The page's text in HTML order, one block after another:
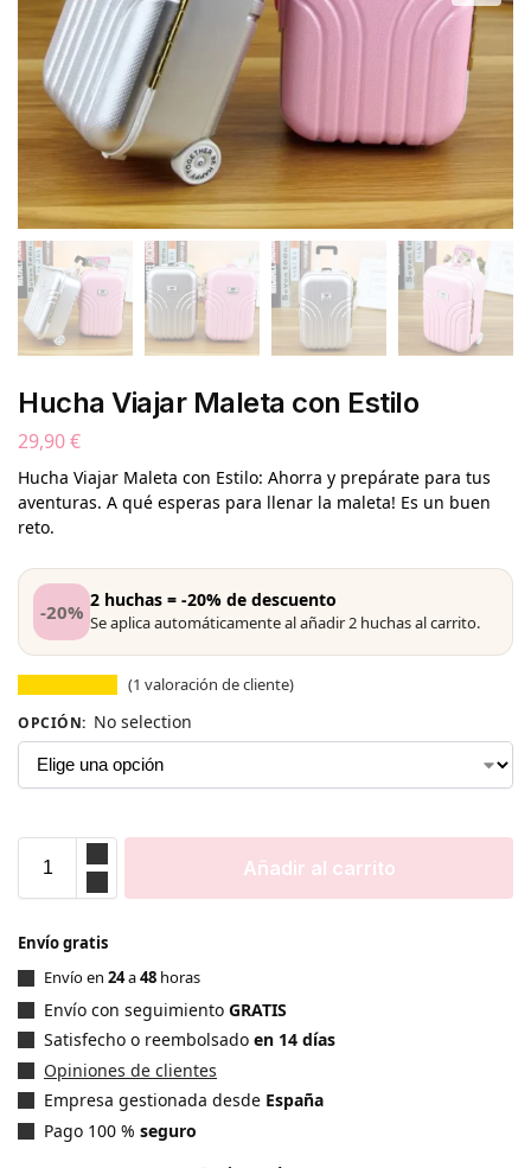
Hucha Viajar Maleta con Estilo
29,90€
Hucha Viajar Maleta con Estilo: Ahorra y prepárate para tus
aventuras. A qué esperas para llenar la maleta! Es un buen
reto.
-20% 2 huchas = -20% de descuento
Se aplica automáticamente al añadir 2 huchas al carrito.
(1 valoración de cliente)
OPCIÓN: No selection
Añadir al carrito
Envío gratis
Envío en 24a48 horas
Envío con seguimiento GRATIS
Satisfecho o reembolsado en 14 días
Opiniones de clientes
Empresa gestionada desde España
Pago 100 % seguro